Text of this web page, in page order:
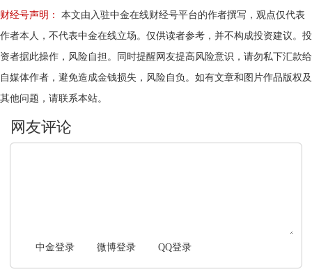
财经号声明：
本文由入驻中金在线财经号平台的作者撰写，观点仅代表
作者本人，不代表中金在线立场。仅供读者参考，并不构成投资建议。投
资者据此操作，风险自担。同时提醒网友提高风险意识，请勿私下汇款给
自媒体作者，避免造成金钱损失，风险自负。如有文章和图片作品版权及
其他问题，请联系本站。
中金登录 微博登录 QQ登录